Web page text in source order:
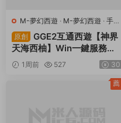
M-夢幻西遊 · M-夢幻西遊 · 手遊
服務端 · 端遊服務端
原創
GGE2互通西遊【神界
天海西柚】Win一鍵服務端
+安卓蘋果PC三端+内置GM
工具+全套源碼+視頻架設教
1周前 527 30
薦